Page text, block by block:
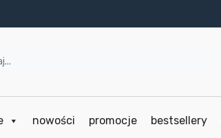
nowości promocje bestsellery